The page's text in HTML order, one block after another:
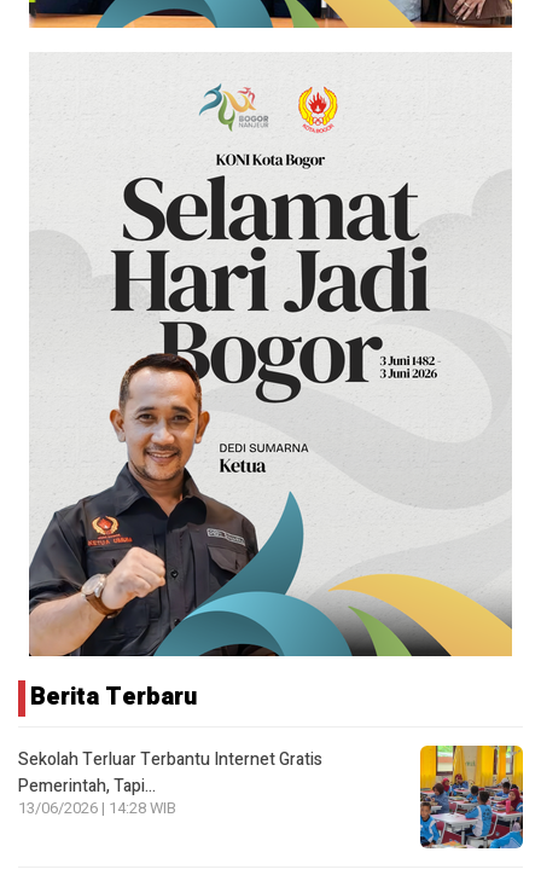
Berita Terbaru
Sekolah Terluar Terbantu Internet Gratis
Pemerintah, Tapi…
13/06/2026 | 14:28 WIB